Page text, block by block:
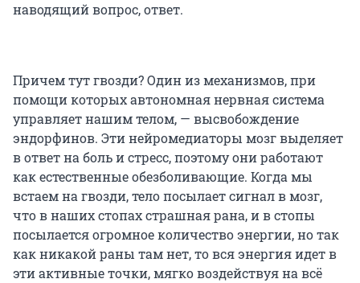
наводящий вопрос, ответ.
Причем тут гвозди? Один из механизмов, при
помощи которых автономная нервная система
управляет нашим телом, — высвобождение
эндорфинов. Эти нейромедиаторы мозг выделяет
в ответ на боль и стресс, поэтому они работают
как естественные обезболивающие. Когда мы
встаем на гвозди, тело посылает сигнал в мозг,
что в наших стопах страшная рана, и в стопы
посылается огромное количество энергии, но так
как никакой раны там нет, то вся энергия идет в
эти активные точки, мягко воздействуя на всё